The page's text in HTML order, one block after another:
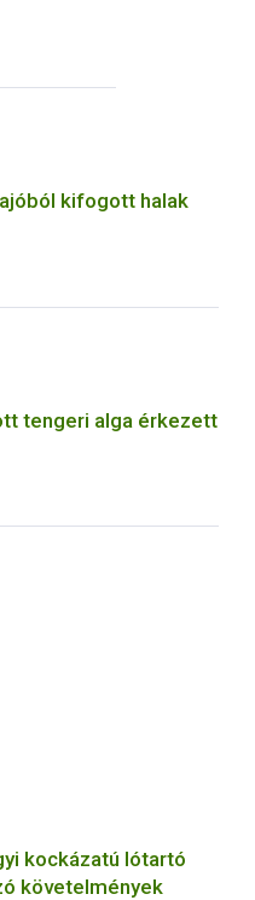
kifogott halak
tengeri alga érkezett
kockázatú lótartó
követelmények